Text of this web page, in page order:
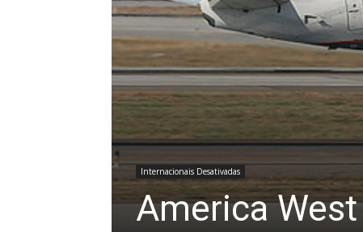
Internacionais Desativadas
America